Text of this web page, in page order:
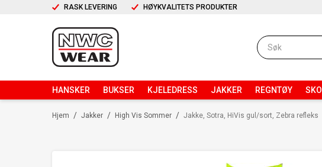
RASK LEVERING HØYKVALITETS PRODUKTER
HANSKER BUKSER KJELEDRESS JAKKER REGNTØY SKO
/
Hjem /
Jakker /
High Vis Sommer Jakke, Sotra, HiVis gul/sort, Zebra refleks